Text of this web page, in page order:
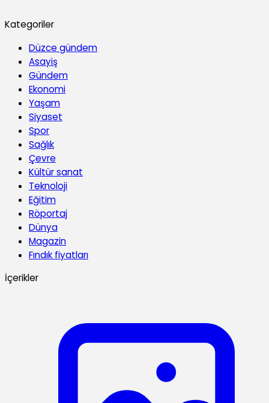
Kategoriler
Düzce gündem
Asayiş
Gündem
Ekonomi
Yaşam
Siyaset
Spor
Sağlık
Çevre
Kültür sanat
Teknoloji
Eğitim
Röportaj
Dünya
Magazin
Fındık fiyatları
İçerikler